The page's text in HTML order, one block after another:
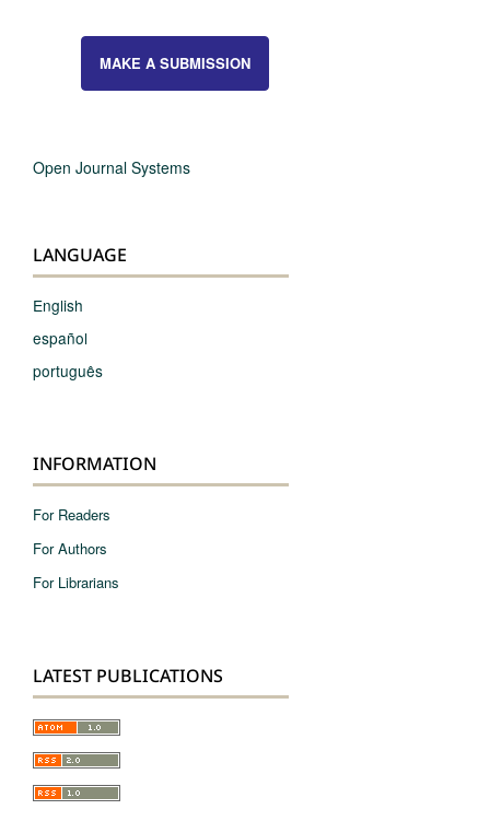
MAKE A SUBMISSION
Open Journal Systems
LANGUAGE
English
español
português
INFORMATION
For Readers
For Authors
For Librarians
LATEST PUBLICATIONS